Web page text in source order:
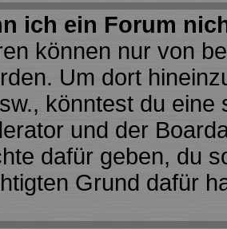
ich ein Forum
können nur von
Um dort
könntest du
und der
dafür geben, du
Grund dafür